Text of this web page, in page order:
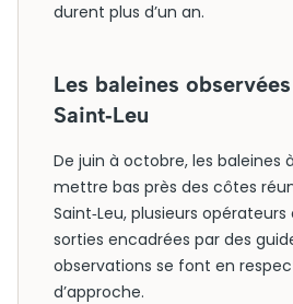
durent plus d’un an.
Les baleines
Saint‑Leu
De juin à octobre, les baleines
mettre bas près des côtes
Saint‑Leu, plusieurs
sorties encadrées par des
observations se font en
d’approche.